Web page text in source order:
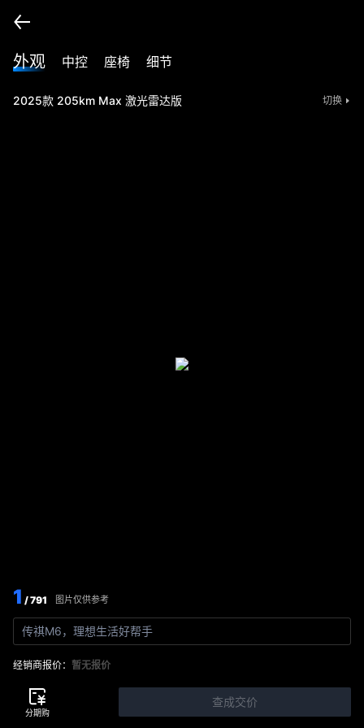
外观 中控 座椅 细节
2025款 205km Max 激光雷达版 切换
1 / 791 图片仅供参考
传祺M6，理想生活好帮手
经销商报价： 暂无报价
查成交价